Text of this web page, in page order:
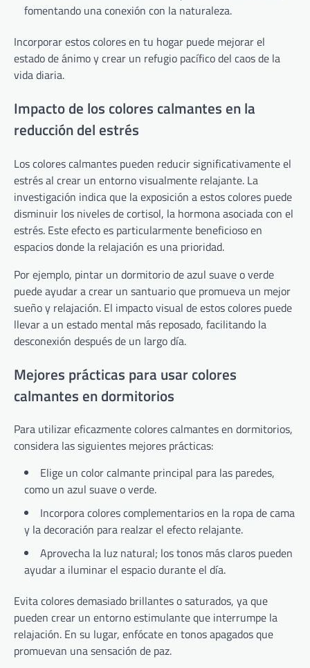
fomentando una conexión con la naturaleza.
Incorporar estos colores en tu hogar puede mejorar el
estado de ánimo y crear un refugio pacífico del caos de la
vida diaria.
Impacto de los colores calmantes en la
reducción del estrés
Los colores calmantes pueden reducir significativamente el
estrés al crear un entorno visualmente relajante. La
investigación indica que la exposición a estos colores puede
disminuir los niveles de cortisol, la hormona asociada con el
estrés. Este efecto es particularmente beneficioso en
espacios donde la relajación es una prioridad.
Por ejemplo, pintar un dormitorio de azul suave o verde
puede ayudar a crear un santuario que promueva un mejor
sueño y relajación. El impacto visual de estos colores puede
llevar a un estado mental más reposado, facilitando la
desconexión después de un largo día.
Mejores prácticas para usar colores
calmantes en dormitorios
Para utilizar eficazmente colores calmantes en dormitorios,
considera las siguientes mejores prácticas:
Elige un color calmante principal para las paredes,
como un azul suave o verde.
Incorpora colores complementarios en la ropa de cama
y la decoración para realzar el efecto relajante.
Aprovecha la luz natural; los tonos más claros pueden
ayudar a iluminar el espacio durante el día.
Evita colores demasiado brillantes o saturados, ya que
pueden crear un entorno estimulante que interrumpe la
relajación. En su lugar, enfócate en tonos apagados que
promuevan una sensación de paz.